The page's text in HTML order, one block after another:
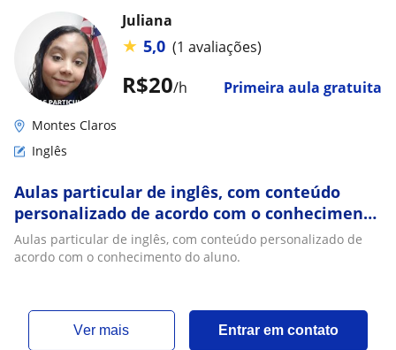
R$20/h Primeira aula gratuita
Juliana
★ 5,0 (1 avaliações)
Montes Claros
Inglês
Aulas particular de inglês, com conteúdo
personalizado de acordo com o conhecimento
do aluno
Aulas particular de inglês, com conteúdo personalizado de
acordo com o conhecimento do aluno.
ver mais Entrar em contato